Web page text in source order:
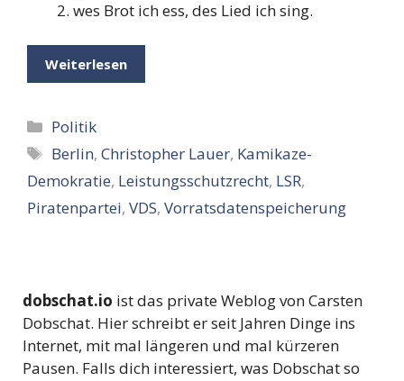
wes Brot ich ess, des Lied ich sing.
Weiterlesen
Kategorien
Politik
Schlagwörter
Berlin,Christopher Lauer, Kamikaze-
Demokratie, Leistungsschutzrecht, LSR,
Piratenpartei, VDS, Vorratsdatenspeicherung
dobschat.io ist das private Weblog von Carsten
Dobschat. Hier schreibt er seit Jahren Dinge ins
Internet, mit mal längeren und mal kürzeren
Pausen. Falls dich interessiert, was Dobschat so